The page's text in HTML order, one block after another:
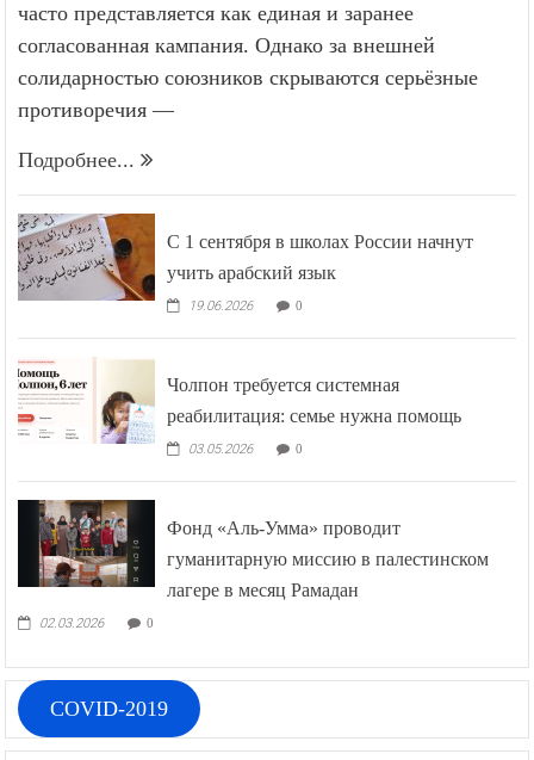
часто представляется как единая и заранее
согласованная кампания. Однако за внешней
солидарностью союзников скрываются серьёзные
противоречия —
Подробнее...
С 1 сентября в школах России начнут
учить арабский язык
19.06.2026 0
Чолпон требуется системная
реабилитация: семье нужна помощь
03.05.2026 0
Фонд «Аль-Умма» проводит
гуманитарную миссию в палестинском
лагере в месяц Рамадан
02.03.2026 0
COVID-2019